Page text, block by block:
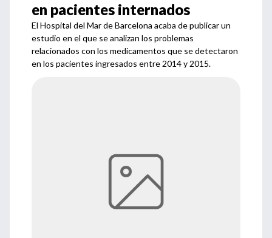
en pacientes internados
El Hospital del Mar de Barcelona acaba de publicar un
estudio en el que se analizan los problemas
relacionados con los medicamentos que se detectaron
en los pacientes ingresados entre 2014 y 2015.